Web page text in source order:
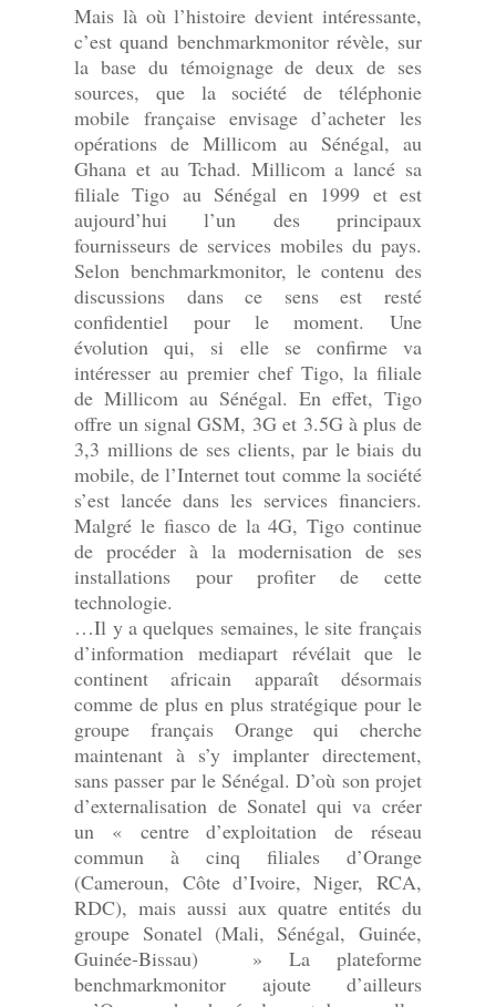
Mais là où l’histoire devient intéressante,
c’est quand benchmarkmonitor révèle, sur
la base du témoignage de deux de ses
sources, que la société de téléphonie
mobile française envisage d’acheter les
opérations de Millicom au Sénégal, au
Ghana et au Tchad. Millicom a lancé sa
filiale Tigo au Sénégal en 1999 et est
aujourd’hui l’un des principaux
fournisseurs de services mobiles du pays.
Selon benchmarkmonitor, le contenu des
discussions dans ce sens est resté
confidentiel pour le moment. Une
évolution qui, si elle se confirme va
intéresser au premier chef Tigo, la filiale
de Millicom au Sénégal. En effet, Tigo
offre un signal GSM, 3G et 3.5G à plus de
3,3 millions de ses clients, par le biais du
mobile, de l’Internet tout comme la société
s’est lancée dans les services financiers.
Malgré le fiasco de la 4G, Tigo continue
de procéder à la modernisation de ses
installations pour profiter de cette
technologie.
…Il y a quelques semaines, le site français
d’information mediapart révélait que le
continent africain apparaît désormais
comme de plus en plus stratégique pour le
groupe français Orange qui cherche
maintenant à s’y implanter directement,
sans passer par le Sénégal. D’où son projet
d’externalisation de Sonatel qui va créer
un « centre d’exploitation de réseau
commun à cinq filiales d’Orange
(Cameroun, Côte d’Ivoire, Niger, RCA,
RDC), mais aussi aux quatre entités du
groupe Sonatel (Mali, Sénégal, Guinée,
Guinée-Bissau) » La plateforme
benchmarkmonitor ajoute d’ailleurs